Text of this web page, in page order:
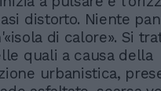
distorto. Niente
di calore». Si
quali a causa della
urbanistica,